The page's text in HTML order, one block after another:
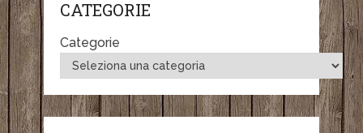
CATEGORIE
Categorie